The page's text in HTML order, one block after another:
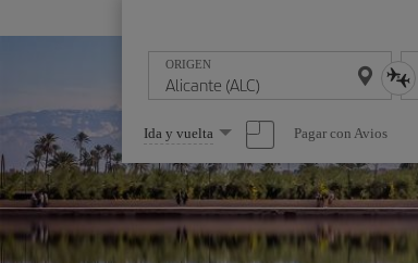
ORIGEN
Seleccione
una
opción
Ida y vuelta Pagar con Avios